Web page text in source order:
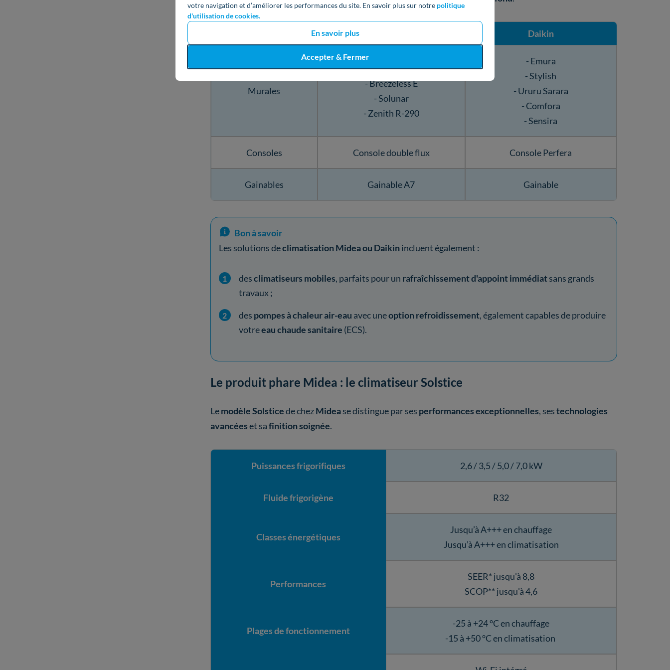
votre navigation et d’améliorer les performances du site. En savoir plus sur notre politique
d'utilisation de cookies.
En savoir plus
Accepter & Fermer
Daikin
Murales
- Solstice
- Breezeless E
- Solunar
- Zenith R-290
- Emura
- Stylish
- Ururu Sarara
- Comfora
- Sensira
Consoles Console double flux Console Perfera
Gainables Gainable A7 Gainable
Bon à savoir
Les solutions declimatisation Midea ou Daikinincluent également :
desclimatiseurs mobiles, parfaits pour un rafraîchissement d'appoint immédiatsans grands
travaux ;
des pompes à chaleur air-eau avec uneoption refroidissement, également capables de produire
votreeau chaude sanitaire (ECS).
Le produit phare Midea : le climatiseur Solstice
Lemodèle Solsticede chezMidease distingue par ses performances exceptionnelles, sestechnologies
avancéeset safinition soignée.
Puissances frigorifiques 2,6 / 3,5 / 5,0 / 7,0 kW
Fluide frigorigène R32
Classes énergétiques
Jusqu’à A+++ en chauffage
Jusqu’à A+++ en climatisation
Performances
SEER* jusqu'à 8,8
SCOP** jusqu'à 4,6
Plages de fonctionnement
-25 à +24 °C en chauffage
-15 à +50 °C en climatisation